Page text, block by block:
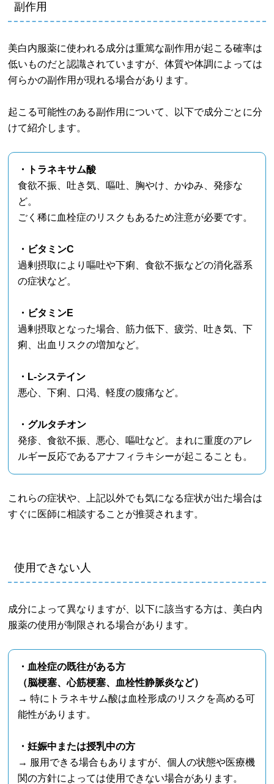
副作用
美白内服薬に使われる成分は重篤な副作用が起こる確率は
低いものだと認識されていますが、体質や体調によっては
何らかの副作用が現れる場合があります。
起こる可能性のある副作用について、以下で成分ごとに分
けて紹介します。
・トラネキサム酸
食欲不振、吐き気、嘔吐、胸やけ、かゆみ、発疹な
ど。
ごく稀に血栓症のリスクもあるため注意が必要です。
・ビタミンC
過剰摂取により嘔吐や下痢、食欲不振などの消化器系
の症状など。
・ビタミンE
過剰摂取となった場合、筋力低下、疲労、吐き気、下
痢、出血リスクの増加など。
・L-システイン
悪心、下痢、口渇、軽度の腹痛など。
・グルタチオン
発疹、食欲不振、悪心、嘔吐など。まれに重度のアレ
ルギー反応であるアナフィラキシーが起こることも。
これらの症状や、上記以外でも気になる症状が出た場合は
すぐに医師に相談することが推奨されます。
使用できない人
成分によって異なりますが、以下に該当する方は、美白内
服薬の使用が制限される場合があります。
・血栓症の既往がある方
（脳梗塞、心筋梗塞、血栓性静脈炎など）
→ 特にトラネキサム酸は血栓形成のリスクを高める可
能性があります。
・妊娠中または授乳中の方
→ 服用できる場合もありますが、個人の状態や医療機
関の方針によっては使用できない場合があります。